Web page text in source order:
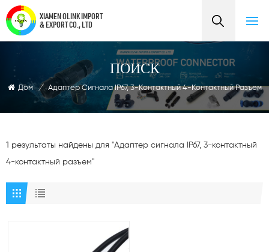
XIAMEN OLINK IMPORT
& EXPORT CO., LTD
ПОИСК
Дом / Адаптер Сигнала IP67, 3-Контактный 4-Контактный Разъем
1 результаты найдены для "Адаптер сигнала IP67, 3-контактный
4-контактный разъем"